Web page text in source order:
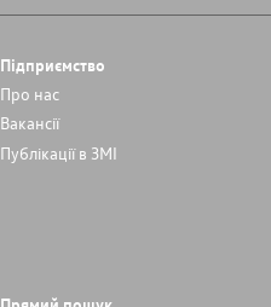
Підприємство
Про нас
Вакансії
Публікації в ЗМІ